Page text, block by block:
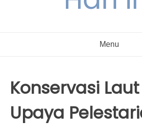
Menu
Konservasi
Upaya